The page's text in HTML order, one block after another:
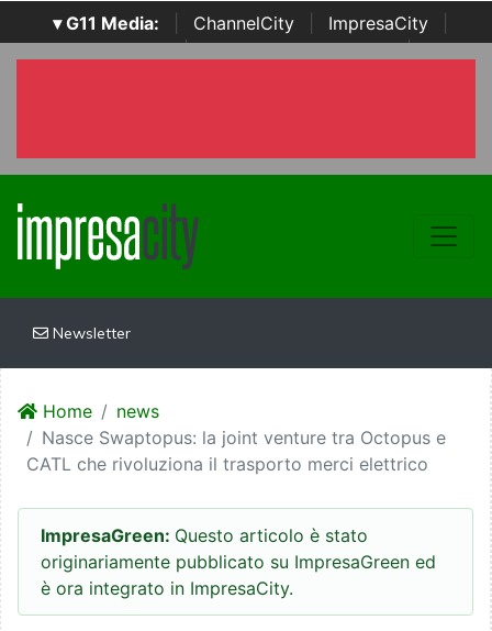
▾ G11 Media: ChannelCity ImpresaCity
SecurityOpenLab | Italian Channel Awards | Italian
Newsletter
Home
news
Nasce Swaptopus: la joint venture tra Octopus e
CATL che rivoluziona il trasporto merci elettrico
ImpresaGreen: Questo articolo è stato
originariamente pubblicato su ImpresaGreen ed
è ora integrato in ImpresaCity.